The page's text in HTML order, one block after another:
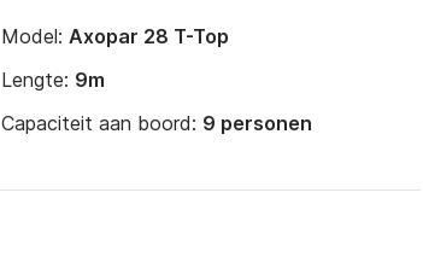
Model: Axopar 28 T-Top
Lengte: 9m
Capaciteit aan boord: 9 personen